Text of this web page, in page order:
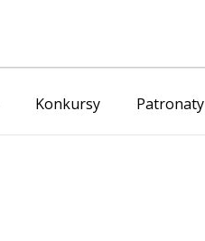
Konkursy Patronaty